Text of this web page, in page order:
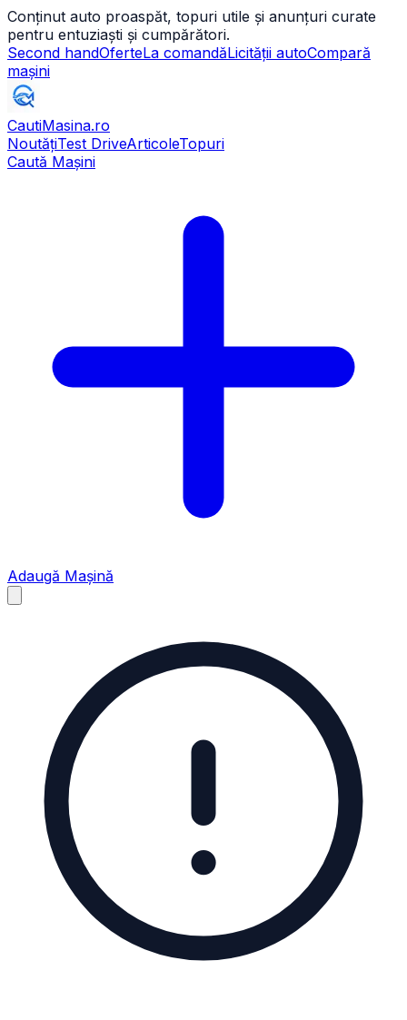
Conținut auto proaspăt, topuri utile și anunțuri curate
pentru entuziaști și cumpărători.
Second handOferteLa comandăLicității autoCompară
mașini
CautiMasina.ro
NoutățiTest DriveArticoleTopuri
Caută Mașini
Adaugă Mașină